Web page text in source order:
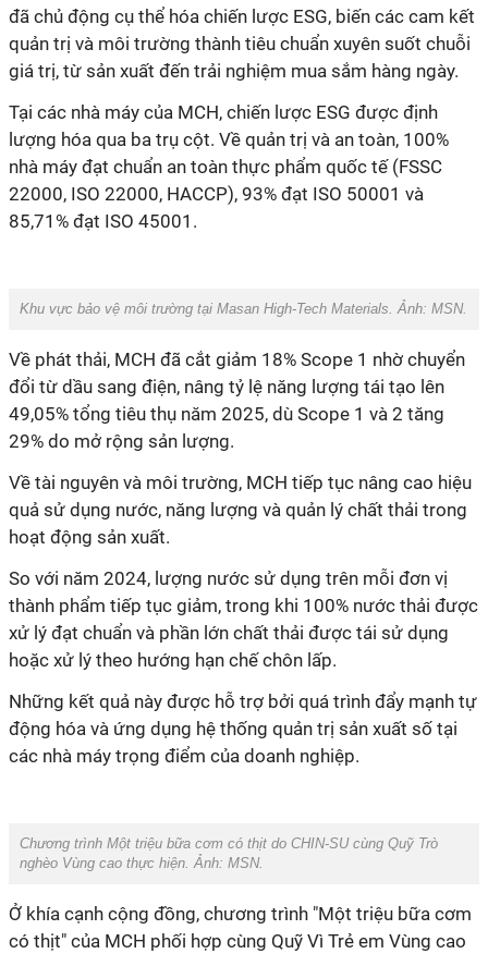
đã chủ động cụ thể hóa chiến lược ESG, biến các cam kết
quản trị và môi trường thành tiêu chuẩn xuyên suốt chuỗi
giá trị, từ sản xuất đến trải nghiệm mua sắm hàng ngày.
Tại các nhà máy của MCH, chiến lược ESG được định
lượng hóa qua ba trụ cột. Về quản trị và an toàn, 100%
nhà máy đạt chuẩn an toàn thực phẩm quốc tế (FSSC
22000, ISO 22000, HACCP), 93% đạt ISO 50001 và
85,71% đạt ISO 45001.
Khu vực bảo vệ môi trường tại Masan High-Tech Materials. Ảnh: MSN.
Về phát thải, MCH đã cắt giảm 18% Scope 1 nhờ chuyển
đổi từ dầu sang điện, nâng tỷ lệ năng lượng tái tạo lên
49,05% tổng tiêu thụ năm 2025, dù Scope 1 và 2 tăng
29% do mở rộng sản lượng.
Về tài nguyên và môi trường, MCH tiếp tục nâng cao hiệu
quả sử dụng nước, năng lượng và quản lý chất thải trong
hoạt động sản xuất.
So với năm 2024, lượng nước sử dụng trên mỗi đơn vị
thành phẩm tiếp tục giảm, trong khi 100% nước thải được
xử lý đạt chuẩn và phần lớn chất thải được tái sử dụng
hoặc xử lý theo hướng hạn chế chôn lấp.
Những kết quả này được hỗ trợ bởi quá trình đẩy mạnh tự
động hóa và ứng dụng hệ thống quản trị sản xuất số tại
các nhà máy trọng điểm của doanh nghiệp.
Chương trình Một triệu bữa cơm có thịt do CHIN-SU cùng Quỹ Trò
nghèo Vùng cao thực hiện. Ảnh: MSN.
Ở khía cạnh cộng đồng, chương trình "Một triệu bữa cơm
có thịt" của MCH phối hợp cùng Quỹ Vì Trẻ em Vùng cao